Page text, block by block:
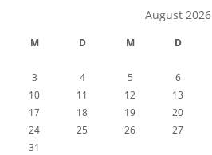
August 2026
M D M D
3
4 5 6
10
11 12 13
17
18 19 20
24
25 26 27
31